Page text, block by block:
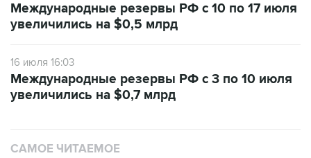
Международные резервы РФ с 10 по 17 июля
увеличились на $0,5 млрд
16 июля 16:03
Международные резервы РФ с 3 по 10 июля
увеличились на $0,7 млрд
САМОЕ ЧИТАЕМОЕ